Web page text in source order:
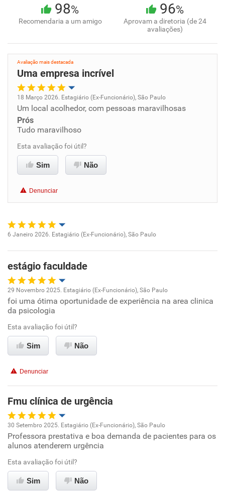
98%
Recomendaria a um amigo
96%
Aprovam a diretoria (de 24
avaliações)
Avaliação mais destacada
Uma empresa incrível
Oportunidade de promoção
Ambiente de trabalho
Conciliação com a vida familiar
Recomenda a diretoria
18 Março 2026. Estagiário (Ex-Funcionário), São Paulo
Um local acolhedor, com pessoas maravilhosas
Prós
Tudo maravilhoso
Esta avaliação foi útil?
Sim Não
Denunciar
Ambiente de trabalho
Conciliação com a vida familiar
Recomenda esta empresa
6 Janeiro 2026. Estagiário (Ex-Funcionário), São Paulo
estágio faculdade
Oportunidade de promoção
Ambiente de trabalho
Conciliação com a vida familiar
Recomenda esta empresa
29 Novembro 2025. Estagiário (Ex-Funcionário), São Paulo
foi uma ótima oportunidade de experiência na area clinica
da psicologia
Esta avaliação foi útil?
Sim Não
Denunciar
Fmu clínica de urgência
Oportunidade de promoção
Ambiente de trabalho
Conciliação com a vida familiar
30 Setembro 2025. Estagiário (Ex-Funcionário), São Paulo
Professora prestativa e boa demanda de pacientes para os
alunos atenderem urgência
Esta avaliação foi útil?
Sim Não